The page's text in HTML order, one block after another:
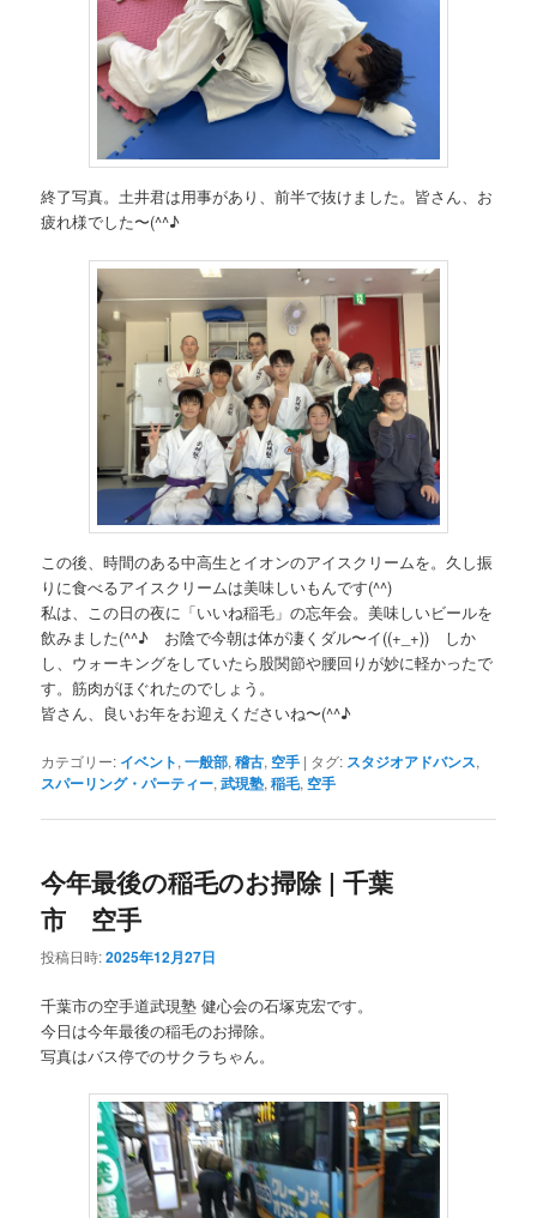
終了写真。土井君は用事があり、前半で抜けました。皆さん、お
疲れ様でした〜(^^♪
この後、時間のある中高生とイオンのアイスクリームを。久し振
りに食べるアイスクリームは美味しいもんです(^^)
私は、この日の夜に「いいね稲毛」の忘年会。美味しいビールを
飲みました(^^♪ お陰で今朝は体が凄くダル〜イ((+_+)) しか
し、ウォーキングをしていたら股関節や腰回りが妙に軽かったで
す。筋肉がほぐれたのでしょう。
皆さん、良いお年をお迎えくださいね〜(^^♪
カテゴリー: イベント,一般部,稽古, 空手 | タグ: スタジオアドバンス,
スパーリング・パーティー,武現塾,稲毛, 空手
今年最後の稲毛のお掃除 | 千葉
市 空手
投稿日時:2025年12月27日
千葉市の空手道武現塾 健心会の石塚克宏です。
今日は今年最後の稲毛のお掃除。
写真はバス停でのサクラちゃん。